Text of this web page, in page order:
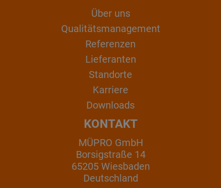
Über uns
Qualitätsmanagement
Referenzen
Lieferanten
Standorte
Karriere
Downloads
KONTAKT
MÜPRO GmbH
Borsigstraße 14
65205 Wiesbaden
Deutschland